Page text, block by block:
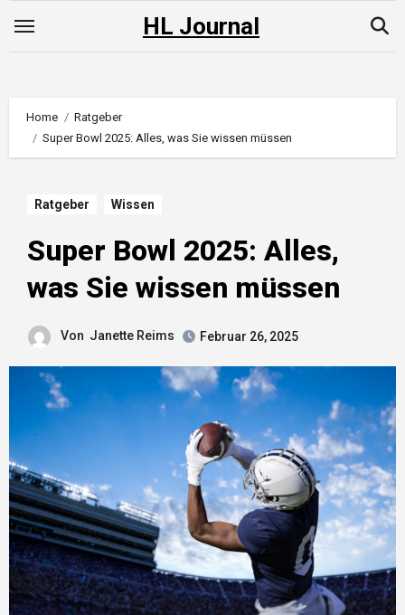
HL Journal
Home
Ratgeber
Super Bowl 2025: Alles, was Sie wissen müssen
Ratgeber Wissen
Super Bowl 2025: Alles,
was Sie wissen müssen
Von Janette Reims Februar 26, 2025